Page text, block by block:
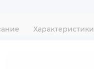
Характеристики